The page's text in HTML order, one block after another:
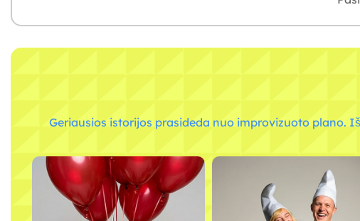
Geriausios istorijos prasideda nuo improvizuoto plano.